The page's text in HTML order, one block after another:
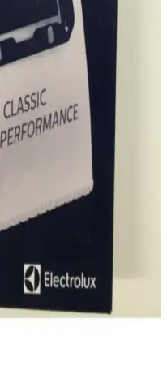
Emiş
Premium Rose ile Philips
torbasız elektrikli
ses seviyesi, filtre
olarak analiz eder; kullanıcı
İncelemesi:
Yorumları
gücü ve çok yönlü kullanım
ürünün etkili temizlik
ancak dayanıklılık
Modeli: Güçlü
performans, sessiz